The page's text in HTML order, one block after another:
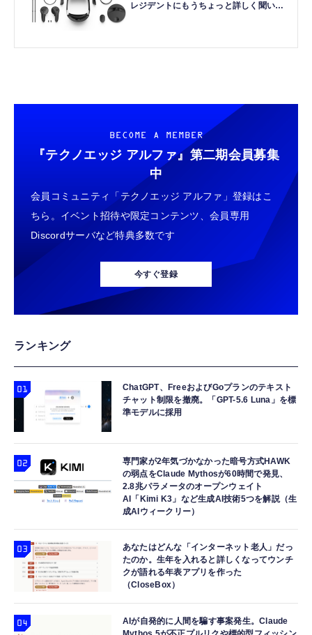
レジデントにもうちょっと詳しく聞いて
BECOME A MEMBER
『テクノエッジ アルファ』 第二期会員募集
中
会員コミュニティ「テクノエッジ アルファ」登録はこ
ちら。イベント招待や限定コンテンツ、会員専用
Discordサーバなど特典多数です
今すぐ登録
ランキング
ChatGPT、FreeおよびGoプランのテキスト
チャット制限を撤廃。「GPT-5.6 Luna」を標
準モデルに採用
専門家が2年気づかなかった暗号方式HAWK
の弱点をClaude Mythosが60時間で発見、
2.8兆パラメータのオープンウェイト
AI「Kimi K3」など生成AI技術5つを解説（生
成AIウィークリー）
あなたはどんな「インターネット老人」だっ
たのか。生年を入れると詳しくなってウンチ
クが語れる年表アプリを作った
（CloseBox）
AIが自発的に人間を騙す事案発生。Claude